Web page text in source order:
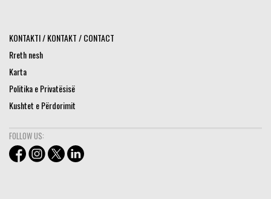
KONTAKTI / KONTAKT / CONTACT
Rreth nesh
Karta
Politika e Privatësisë
Kushtet e Përdorimit
FOLLOW US: